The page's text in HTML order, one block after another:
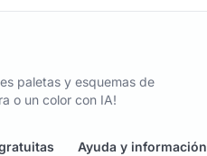
paletas y esquemas de
o un color con IA!
Ayuda y información